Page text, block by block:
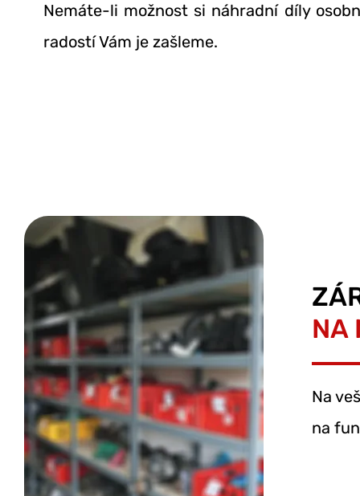
Nemáte-li možnost si náhradní díly
radostí Vám je zašleme.
NA
Na
na